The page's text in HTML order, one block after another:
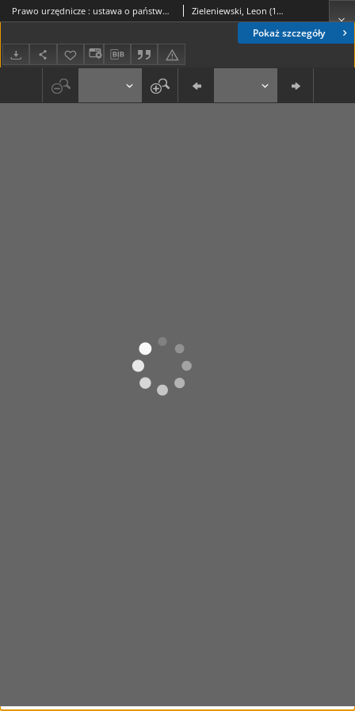
Pokaż szczegóły
Prawo urzędnicze : ustawa o państwowej służbie cywilnej, postępowanie dyscyplinarne, przepisy uposażeniowe : przepisy związkowe, rozporządzenia wykonawcze, okólniki, orzecznictwo Zieleniewski, Leon (1899-1940)